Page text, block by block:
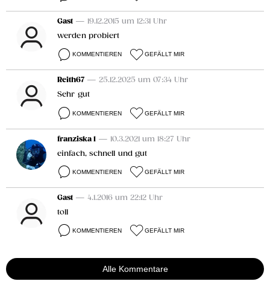
Gast — 19.12.2015 um 12:31 Uhr
werden probiert
KOMMENTIEREN GEFÄLLT MIR
Reith67 — 25.12.2025 um 07:34 Uhr
Sehr gut
KOMMENTIEREN GEFÄLLT MIR
franziska 1 — 10.3.2021 um 18:27 Uhr
einfach, schnell und gut
KOMMENTIEREN GEFÄLLT MIR
Gast — 4.1.2016 um 22:12 Uhr
toll
KOMMENTIEREN GEFÄLLT MIR
Alle Kommentare